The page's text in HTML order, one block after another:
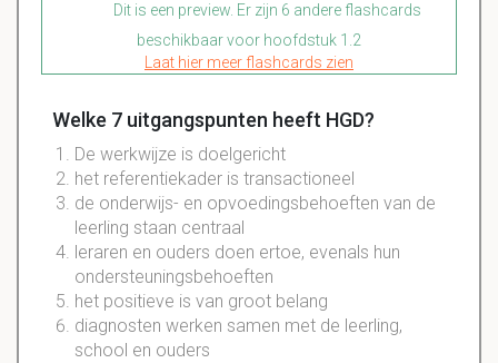
Dit is een preview. Er zijn 6 andere flashcards
beschikbaar voor hoofdstuk 1.2
Laat hier meer flashcards zien
Welke 7 uitgangspunten heeft HGD?
De werkwijze is doelgericht
het referentiekader is transactioneel
de onderwijs- en opvoedingsbehoeften van de
leerling staan centraal
leraren en ouders doen ertoe, evenals hun
ondersteuningsbehoeften
het positieve is van groot belang
diagnosten werken samen met de leerling,
school en ouders